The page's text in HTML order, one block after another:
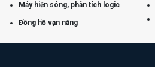
Máy hiện sóng, phân tích logic
Đồng hồ vạn năng